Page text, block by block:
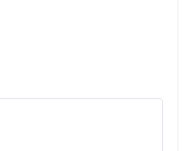
直接导入文件或者通过Co